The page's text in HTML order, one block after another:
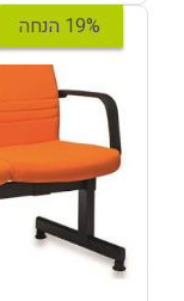
19% הנחה